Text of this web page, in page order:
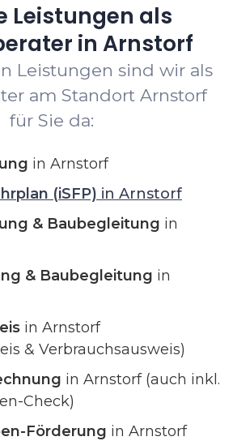
Leistungen als
in Arnstorf
Leistungen sind wir als
am Standort Arnstorf
für Sie da:
in Arnstorf
(iSFP) in Arnstorf
& Baubegleitung in
& Baubegleitung in
in Arnstorf
& Verbrauchsausweis)
in Arnstorf (auch inkl.
Check)
Förderung in Arnstorf